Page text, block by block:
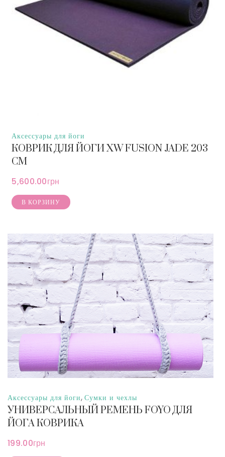
Аксессуары для йоги
КОВРИК ДЛЯ ЙОГИ XW FUSION JADE 203
СМ
5,600.00грн
В КОРЗИНУ
Аксессуары для йоги, Сумки и чехлы
УНИВЕРСАЛЬНЫЙ РЕМЕНЬ FOYO ДЛЯ
ЙОГА КОВРИКА
199.00грн